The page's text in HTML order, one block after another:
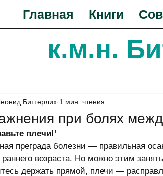
Главная Книги
к.м.н.
при болях
Биттерлих 1 мин. чтения
плечи!’
преграда болезни — правильная
раннего возраста. Но можно этим
держать прямой, плечи —